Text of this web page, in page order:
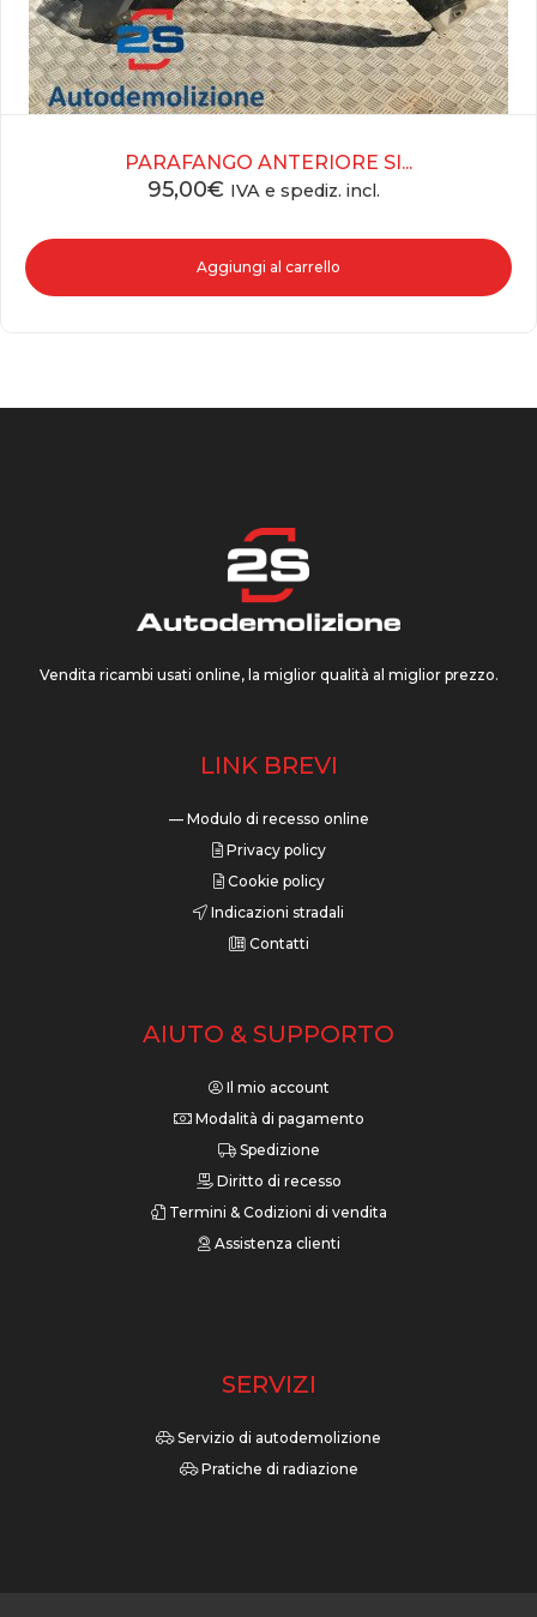
PARAFANGO ANTERIORE SI...
95,00€ IVA e spediz. incl.
Aggiungi al carrello
Vendita ricambi usati online, la miglior qualità al miglior prezzo.
LINK BREVI
— Modulo di recesso online
Privacy policy
Cookie policy
Indicazioni stradali
Contatti
AIUTO & SUPPORTO
Il mio account
Modalità di pagamento
Spedizione
Diritto di recesso
Termini & Codizioni di vendita
Assistenza clienti
SERVIZI
Servizio di autodemolizione
Pratiche di radiazione